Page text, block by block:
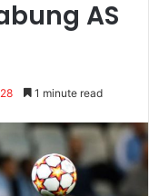
AS
1 minute read